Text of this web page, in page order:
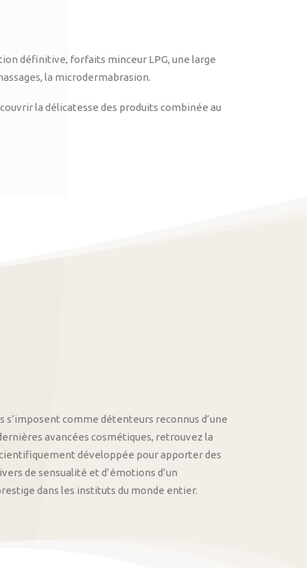
définitive, forfaits minceur LPG, une large
la microdermabrasion.
la délicatesse des produits combinée au
s’imposent comme détenteurs reconnus d’une
avancées cosmétiques, retrouvez la
développée pour apporter des
de sensualité et d’émotions d’un
dans les instituts du monde entier.